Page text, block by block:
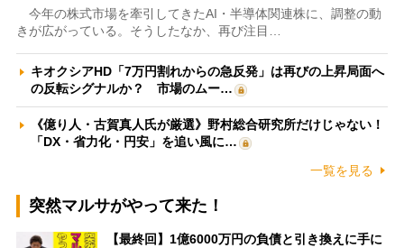
今年の株式市場を牽引してきたAI・半導体関連株に、調整の動
きが広がっている。そうしたなか、再び注目…
キオクシアHD「7万円割れからの急反発」は再びの上昇局面へ
の反転シグナルか？ 市場のムー…
《億り人・古賀真人氏が厳選》野村総合研究所だけじゃない！
「DX・省力化・円安」を追い風に…
一覧を見る
突然マルサがやって来た！
【最終回】1億6000万円の負債と引き換えに手に